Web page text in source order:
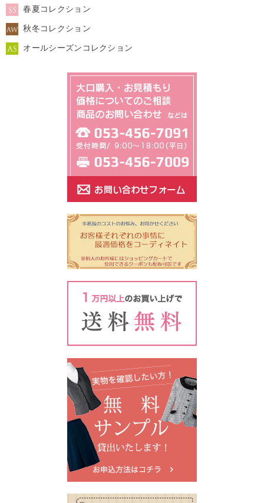
春夏コレクション
秋冬コレクション
オールシーズンコレクション